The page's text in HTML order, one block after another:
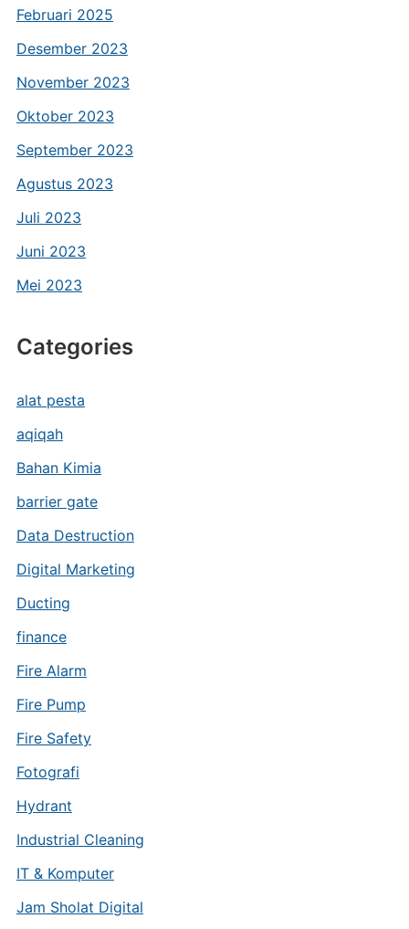
Februari 2025
Desember 2023
November 2023
Oktober 2023
September 2023
Agustus 2023
Juli 2023
Juni 2023
Mei 2023
Categories
alat pesta
aqiqah
Bahan Kimia
barrier gate
Data Destruction
Digital Marketing
Ducting
finance
Fire Alarm
Fire Pump
Fire Safety
Fotografi
Hydrant
Industrial Cleaning
IT & Komputer
Jam Sholat Digital